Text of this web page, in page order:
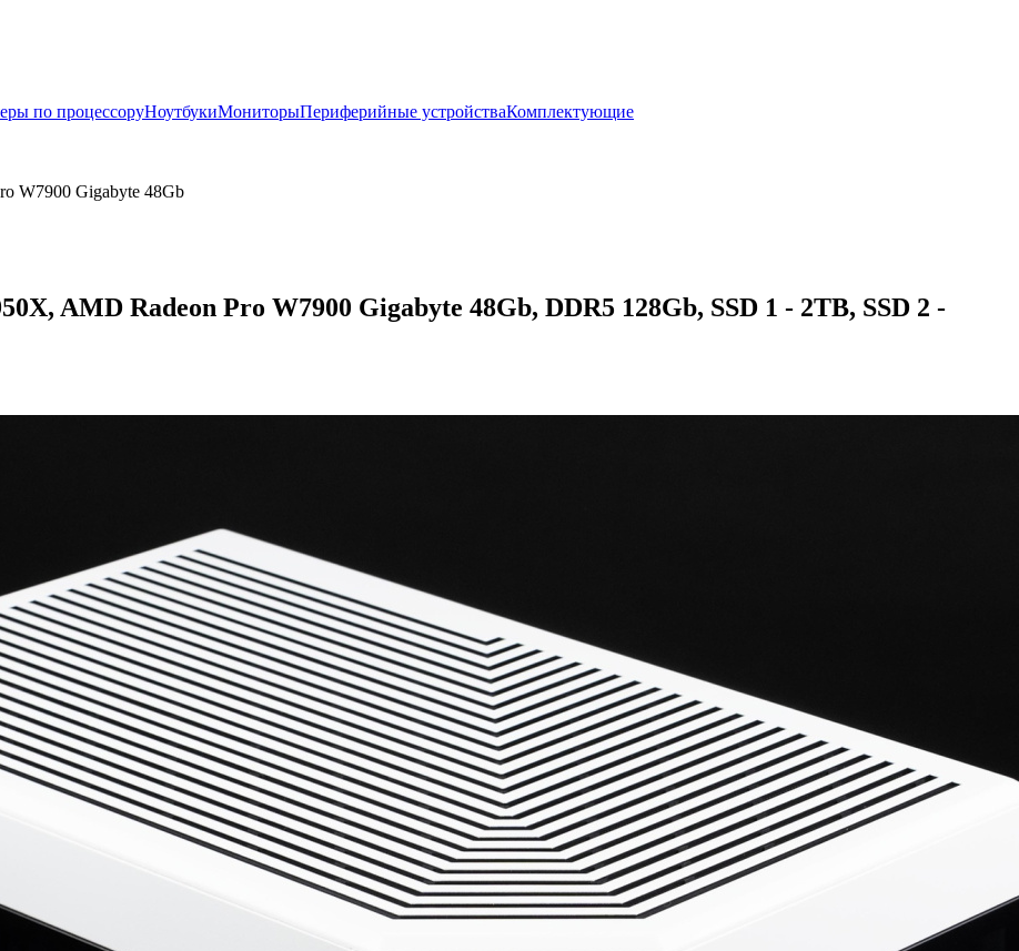
по процессоруНоутбукиМониторыПериферийные устройстваКомплектующие
W7900 Gigabyte 48Gb
AMD Radeon Pro W7900 Gigabyte 48Gb, DDR5 128Gb, SSD 1 - 2TB, SSD 2 -